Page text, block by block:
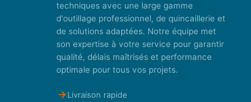
techniques avec une large gamme
d'outillage professionnel, de quincaillerie et
de solutions adaptées. Notre équipe met
son expertise à votre service pour garantir
qualité, délais maîtrisés et performance
optimale pour tous vos projets.
Livraison rapide